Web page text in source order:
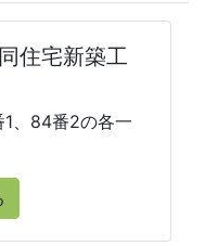
住宅新築工
、84番2の各一